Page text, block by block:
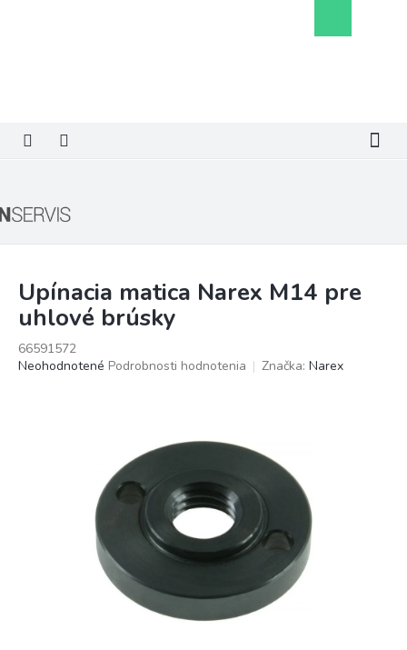
košík
Upínacia matica Narex M14 pre
uhlové brúsky
66591572
Priemerné
Neohodnotené Podrobnosti hodnotenia Značka: Narex